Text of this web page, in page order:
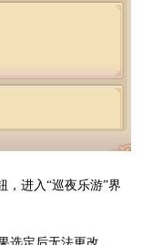
，进入“巡夜乐游”界